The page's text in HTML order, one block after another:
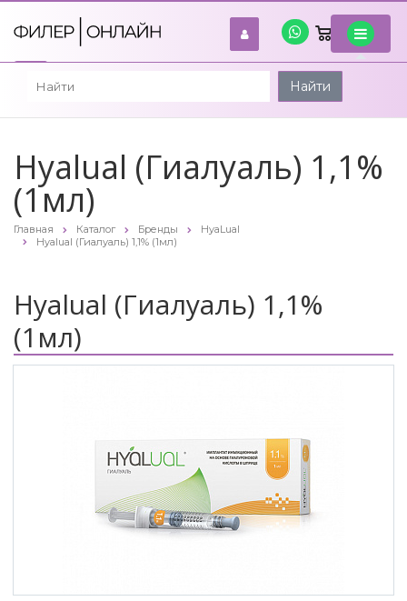
войти
Найти
Hyalual (Гиалуаль) 1,1%
(1мл)
Главная Каталог Бренды
HyaLual
Hyalual (Гиалуаль) 1,1% (1мл)
Hyalual (Гиалуаль) 1,1%
(1мл)